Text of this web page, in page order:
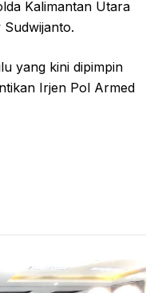
Kalimantan Utara
yang kini dipimpin
Irjen Pol Armed